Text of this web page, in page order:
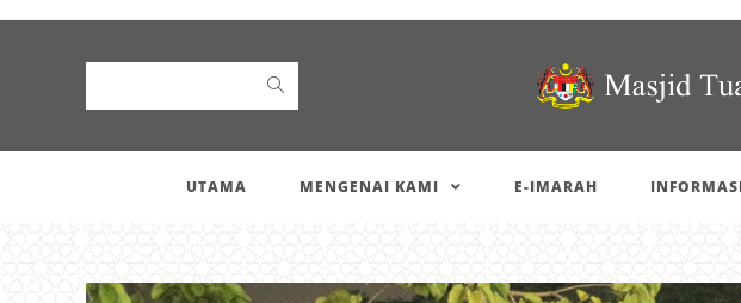
UTAMA MENGENAI KAMI E-IMARAH